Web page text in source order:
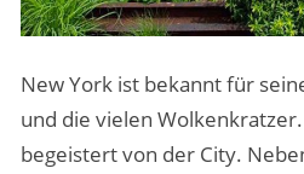
New York ist bekannt für
und die vielen
begeistert von der City.